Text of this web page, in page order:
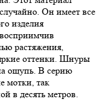
Он имеет все
изделия
растяжения,
оттенки. Шнуры
ощупь. В серию
мотки, так
в десять метров.